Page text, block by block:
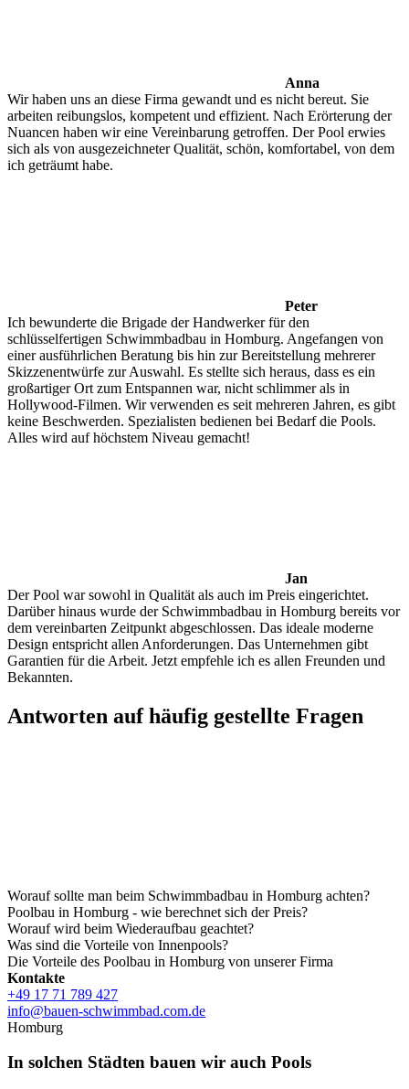
Anna
Wir haben uns an diese Firma gewandt und es nicht bereut. Sie
arbeiten reibungslos, kompetent und effizient. Nach Erörterung der
Nuancen haben wir eine Vereinbarung getroffen. Der Pool erwies
sich als von ausgezeichneter Qualität, schön, komfortabel, von dem
ich geträumt habe.
Peter
Ich bewunderte die Brigade der Handwerker für den
schlüsselfertigen Schwimmbadbau in Homburg. Angefangen von
einer ausführlichen Beratung bis hin zur Bereitstellung mehrerer
Skizzenentwürfe zur Auswahl. Es stellte sich heraus, dass es ein
großartiger Ort zum Entspannen war, nicht schlimmer als in
Hollywood-Filmen. Wir verwenden es seit mehreren Jahren, es gibt
keine Beschwerden. Spezialisten bedienen bei Bedarf die Pools.
Alles wird auf höchstem Niveau gemacht!
Jan
Der Pool war sowohl in Qualität als auch im Preis eingerichtet.
Darüber hinaus wurde der Schwimmbadbau in Homburg bereits vor
dem vereinbarten Zeitpunkt abgeschlossen. Das ideale moderne
Design entspricht allen Anforderungen. Das Unternehmen gibt
Garantien für die Arbeit. Jetzt empfehle ich es allen Freunden und
Bekannten.
Antworten auf häufig gestellte Fragen
Worauf sollte man beim Schwimmbadbau in Homburg achten?
Poolbau in Homburg - wie berechnet sich der Preis?
Worauf wird beim Wiederaufbau geachtet?
Was sind die Vorteile von Innenpools?
Die Vorteile des Poolbau in Homburg von unserer Firma
Kontakte
+49 17 71 789 427
info@bauen-schwimmbad.com.de
Homburg
In solchen Städten bauen wir auch Pools